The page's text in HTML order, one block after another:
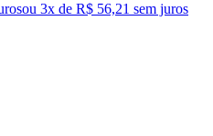
ou 3x de R$ 56,21 sem juros